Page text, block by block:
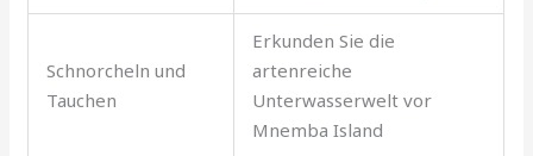
Schnorcheln und
Tauchen
Erkunden Sie die
artenreiche
Unterwasserwelt vor
Mnemba Island